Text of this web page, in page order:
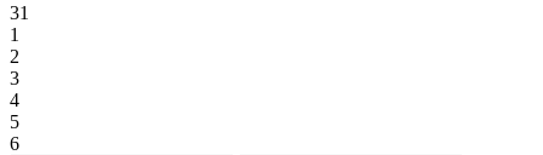
31
1
2
3
4
5
6